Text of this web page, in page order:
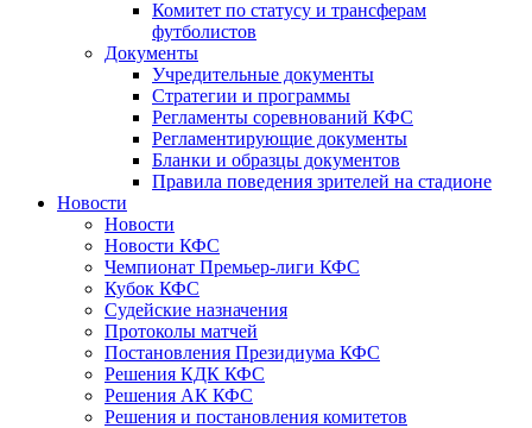
Комитет по статусу и трансферам
футболистов
Документы
Учредительные документы
Стратегии и программы
Регламенты соревнований КФС
Регламентирующие документы
Бланки и образцы документов
Правила поведения зрителей на стадионе
Новости
Новости
Новости КФС
Чемпионат Премьер-лиги КФС
Кубок КФС
Судейские назначения
Протоколы матчей
Постановления Президиума КФС
Решения КДК КФС
Решения АК КФС
Решения и постановления комитетов